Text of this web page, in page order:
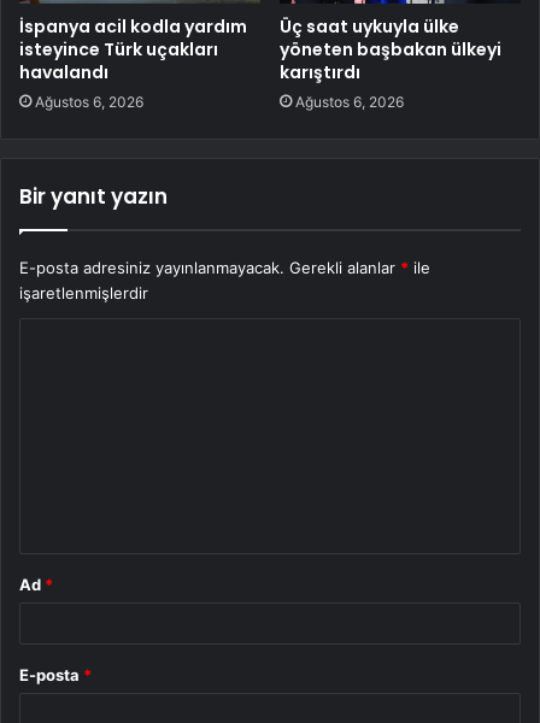
İspanya acil kodla yardım
isteyince Türk uçakları
havalandı
Ağustos 6, 2026
Üç saat uykuyla ülke
yöneten başbakan ülkeyi
karıştırdı
Ağustos 6, 2026
Bir yanıt yazın
E-posta adresiniz yayınlanmayacak. Gerekli alanlar * ile
işaretlenmişlerdir
Ad *
E-posta *